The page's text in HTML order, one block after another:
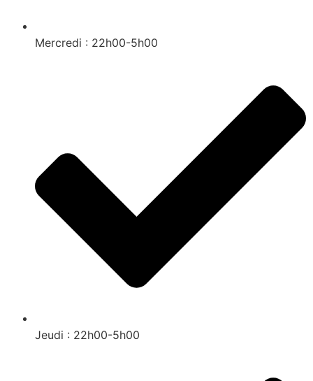
Mercredi : 22h00-5h00
Jeudi : 22h00-5h00